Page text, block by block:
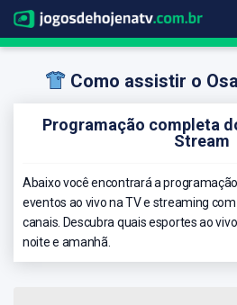
Como assistir o
Programação completa
Stream
Abaixo você encontrará a
eventos ao vivo na TV e streaming
canais. Descubra quais esportes ao
noite e amanhã.